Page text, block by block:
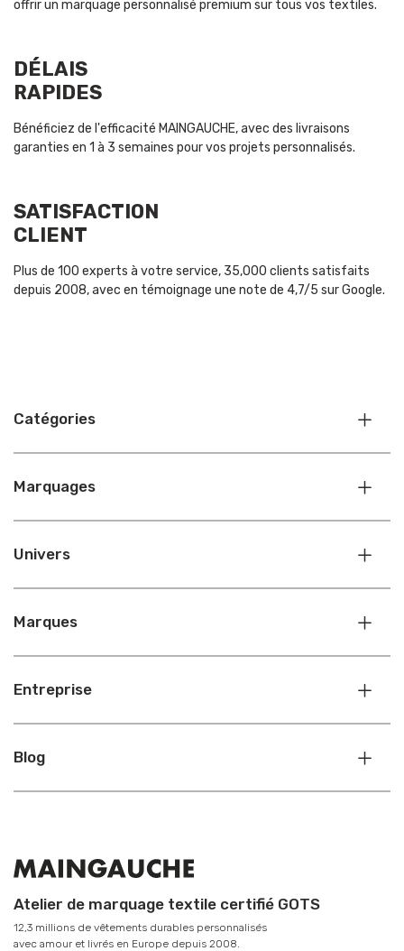
offrir un marquage personnalisé premium sur tous vos textiles.
DÉLAIS
RAPIDES
Bénéficiez de l'efficacité MAINGAUCHE, avec des livraisons
garanties en 1 à 3 semaines pour vos projets personnalisés.
SATISFACTION
CLIENT
Plus de 100 experts à votre service, 35,000 clients satisfaits
depuis 2008, avec en témoignage une note de 4,7/5 sur Google.
Catégories
Marquages
Univers
Marques
Entreprise
Blog
Atelier de marquage textile certifié GOTS
12,3 millions de vêtements durables personnalisés
avec amour et livrés en Europe depuis 2008.